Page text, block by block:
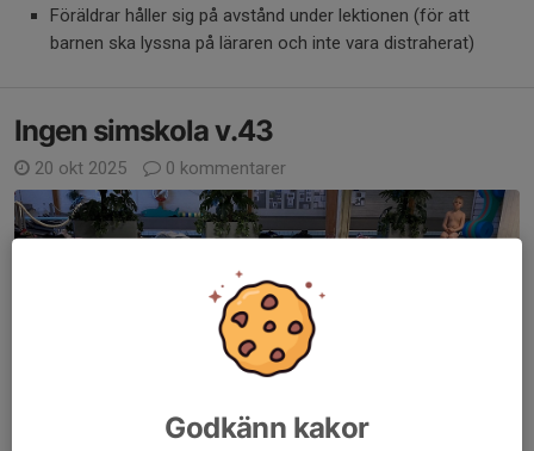
Föräldrar håller sig på avstånd under lektionen (för att
barnen ska lyssna på läraren och inte vara distraherat)
Ingen simskola v.43
20 okt 2025 0 kommentarer
Godkänn kakor